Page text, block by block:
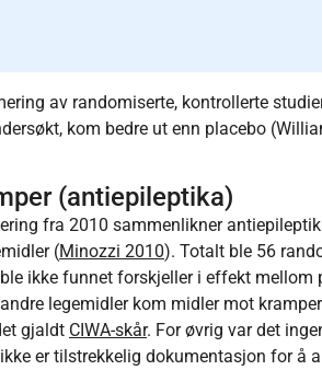
av randomiserte, kontrollerte
kom bedre ut enn placebo
(antiepileptika)
fra 2010 sammenlikner
(Minozzi 2010). Totalt ble 56
ikke funnet forskjeller i effekt mellom
legemidler kom midler mot
gjaldt CIWA-skår. For øvrig var det
er tilstrekkelig dokumentasjon for å